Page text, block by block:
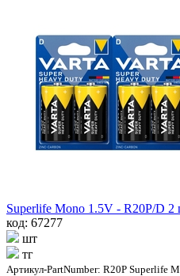
Superlife Mono 1.5V - R20P/D 2
код: 67277
шт
тг
Артикул-PartNumber: R20P Superlife